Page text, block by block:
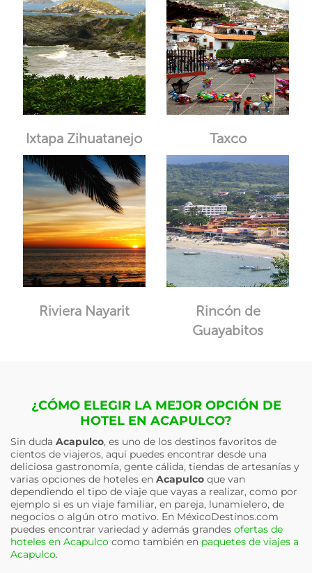
Ixtapa Zihuatanejo Taxco
Riviera Nayarit
Rincón de
Guayabitos
¿CÓMO ELEGIR LA MEJOR OPCIÓN DE
HOTEL EN ACAPULCO?
Sin duda Acapulco, es uno de los destinos favoritos de
cientos de viajeros, aquí puedes encontrar desde una
deliciosa gastronomía, gente cálida, tiendas de artesanías y
varias opciones de hoteles en Acapulco que van
dependiendo el tipo de viaje que vayas a realizar, como por
ejemplo si es un viaje familiar, en pareja, lunamielero, de
negocios o algún otro motivo. En MéxicoDestinos.com
puedes encontrar variedad y además grandes ofertas de
hoteles en Acapulco como también en paquetes de viajes a
Acapulco.